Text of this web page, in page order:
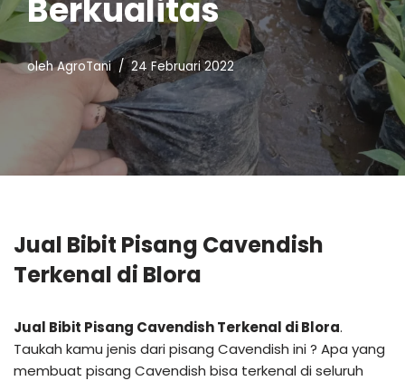
Berkualitas
olehAgroTani 24 Februari 2022
Jual Bibit Pisang Cavendish
Terkenal di Blora
Jual Bibit Pisang Cavendish Terkenal di Blora.
Taukah kamu jenis dari pisang Cavendish ini ? Apa yang
membuat pisang Cavendish bisa terkenal di seluruh